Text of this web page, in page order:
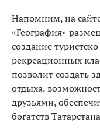
Напомним, на
«География»
создание
рекреационных
позволит создать
отдыха,
друзьями,
богатств